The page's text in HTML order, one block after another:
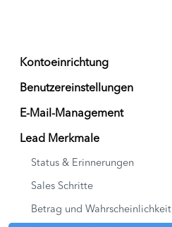
Kontoeinrichtung
Benutzereinstellungen
E-Mail-Management
Lead Merkmale
Status & Erinnerungen
Sales Schritte
Betrag und Wahrscheinlichkeit